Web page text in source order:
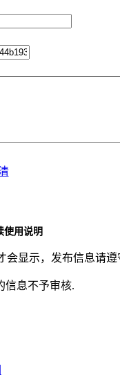
使用说明
显示，发布信息请遵
信息不予审核.